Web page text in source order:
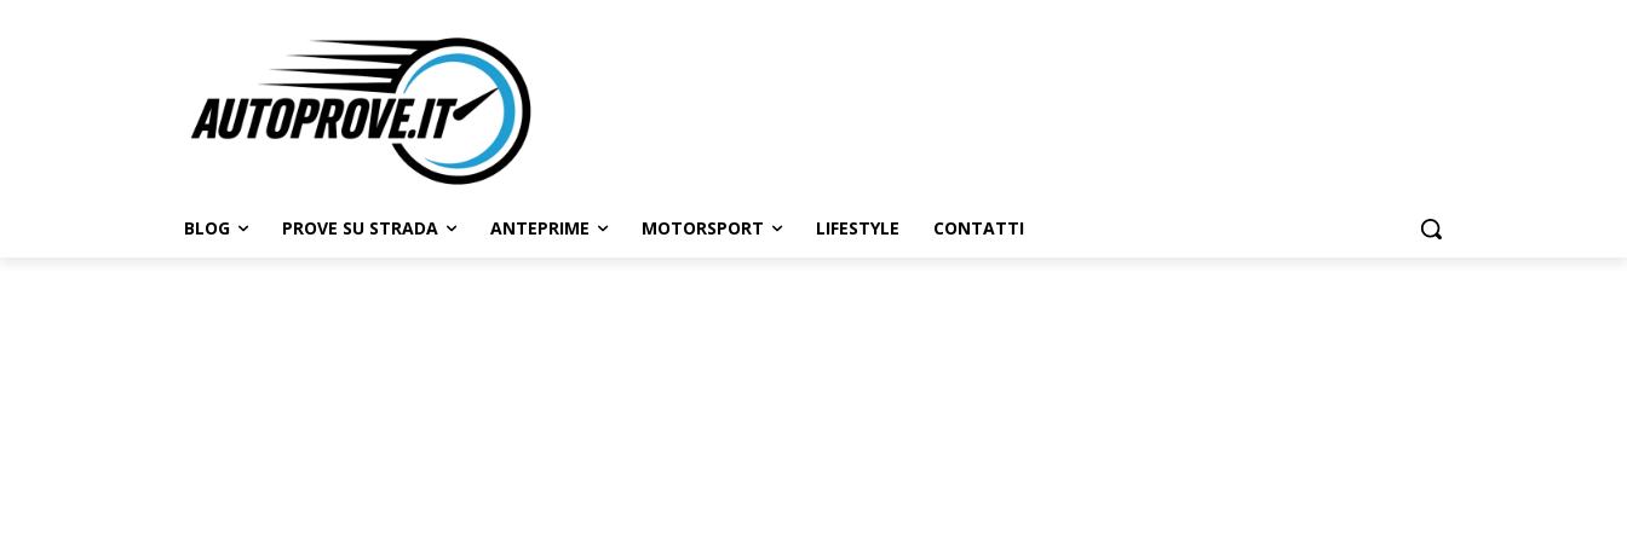
BLOG PROVE SU STRADA ANTEPRIME MOTORSPORT LIFESTYLE CONTATTI